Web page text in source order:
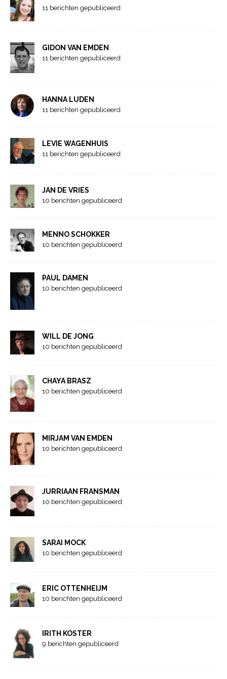
11 berichten gepubliceerd
GIDON VAN EMDEN
11 berichten gepubliceerd
HANNA LUDEN
11 berichten gepubliceerd
LEVIE WAGENHUIS
11 berichten gepubliceerd
JAN DE VRIES
10 berichten gepubliceerd
MENNO SCHOKKER
10 berichten gepubliceerd
PAUL DAMEN
10 berichten gepubliceerd
WILL DE JONG
10 berichten gepubliceerd
CHAYA BRASZ
10 berichten gepubliceerd
MIRJAM VAN EMDEN
10 berichten gepubliceerd
JURRIAAN FRANSMAN
10 berichten gepubliceerd
SARAI MOCK
10 berichten gepubliceerd
ERIC OTTENHEIJM
10 berichten gepubliceerd
IRITH KOSTER
9 berichten gepubliceerd